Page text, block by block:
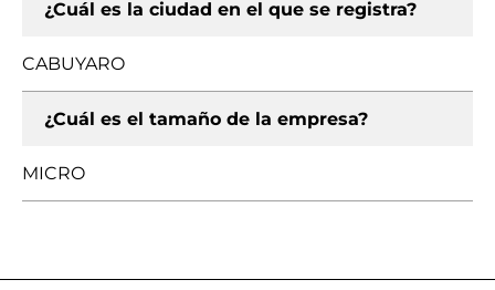
¿Cuál es la ciudad en el que se registra?
CABUYARO
¿Cuál es el tamaño de la empresa?
MICRO